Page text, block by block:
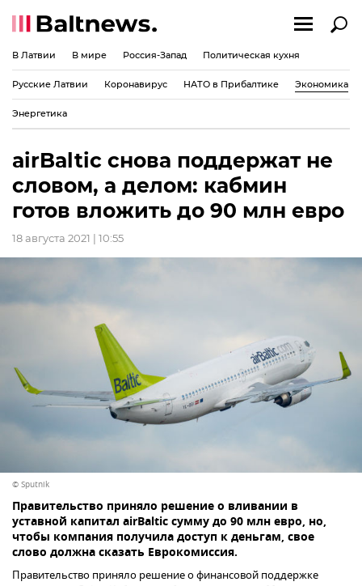
В Латвии В мире Россия-Запад Политическая кухня
Русские Латвии Коронавирус НАТО в Прибалтике Экономика
Энергетика
airBaltic снова поддержат не
словом, а делом: кабмин
готов вложить до 90 млн евро
18 августа 2021 | 10:55
© Sputnik
Правительство приняло решение о вливании в
уставной капитал airBaltic сумму до 90 млн евро, но,
чтобы компания получила доступ к деньгам, свое
слово должна сказать Еврокомиссия.
Правительство приняло решение о финансовой поддержке